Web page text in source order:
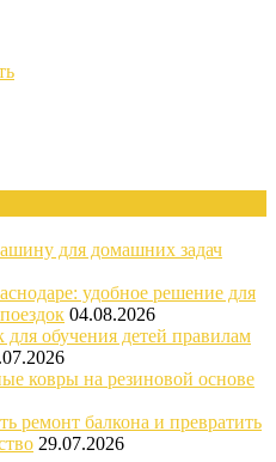
для домашних задач
удобное решение для
04.08.2026
обучения детей правилам
ковры на резиновой основе
ремонт балкона и превратить
29.07.2026